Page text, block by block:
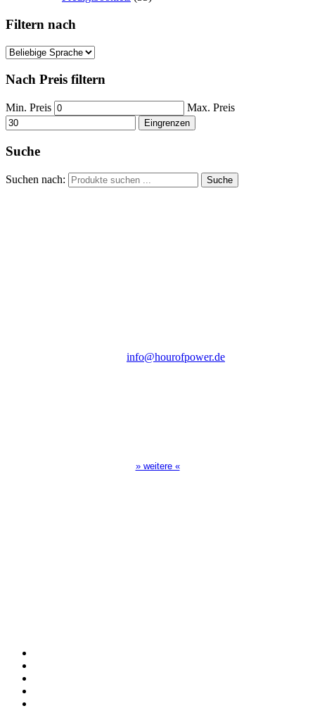
Filtern nach
Nach Preis filtern
Min. Preis Max. Preis
Eingrenzen
Suche
Suchen nach: Suche
info@hourofpower.de
» weitere «